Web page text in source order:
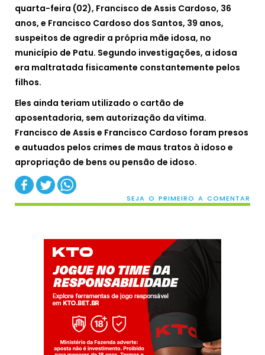
quarta-feira (02), Francisco de Assis Cardoso, 36
anos, e Francisco Cardoso dos Santos, 39 anos,
suspeitos de agredir a própria mãe idosa, no
município de Patu. Segundo investigações, a idosa
era maltratada fisicamente constantemente pelos
filhos.
Eles ainda teriam utilizado o cartão de
aposentadoria, sem autorização da vítima.
Francisco de Assis e Francisco Cardoso foram presos
e autuados pelos crimes de maus tratos à idoso e
apropriação de bens ou pensão de idoso.
SEJA O PRIMEIRO A COMENTAR